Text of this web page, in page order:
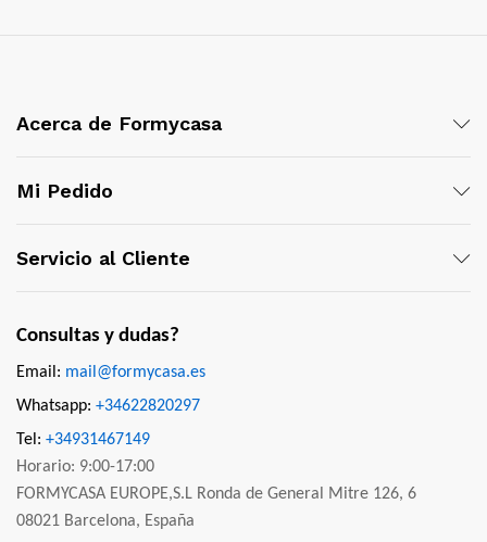
Acerca de Formycasa
Mi Pedido
Servicio al Cliente
Consultas y dudas?
Email: mail@formycasa.es
Whatsapp: +34622820297
Tel: +34931467149
Horario: 9:00-17:00
FORMYCASA EUROPE,S.L Ronda de General Mitre 126, 6
08021 Barcelona, España